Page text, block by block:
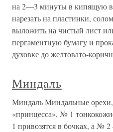
на 2—3 минуты в кипящую
нарезать на пластинки,
выложить на чистый лист
пергаментную бумагу и
духовке до желтовато-
Миндаль
Миндаль Миндальные
«принцесса», № 1
1 привозятся в бочках, а №